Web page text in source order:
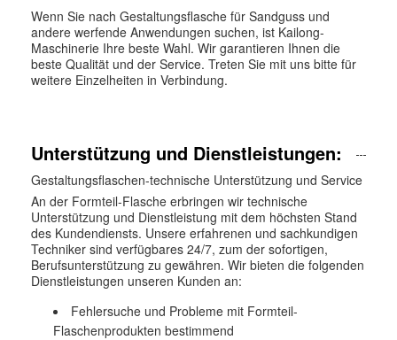
Wenn Sie nach Gestaltungsflasche für Sandguss und
andere werfende Anwendungen suchen, ist Kailong-
Maschinerie Ihre beste Wahl. Wir garantieren Ihnen die
beste Qualität und der Service. Treten Sie mit uns bitte für
weitere Einzelheiten in Verbindung.
Unterstützung und Dienstleistungen:
Gestaltungsflaschen-technische Unterstützung und Service
An der Formteil-Flasche erbringen wir technische
Unterstützung und Dienstleistung mit dem höchsten Stand
des Kundendiensts. Unsere erfahrenen und sachkundigen
Techniker sind verfügbares 24/7, zum der sofortigen,
Berufsunterstützung zu gewähren. Wir bieten die folgenden
Dienstleistungen unseren Kunden an:
Fehlersuche und Probleme mit Formteil-
Flaschenprodukten bestimmend